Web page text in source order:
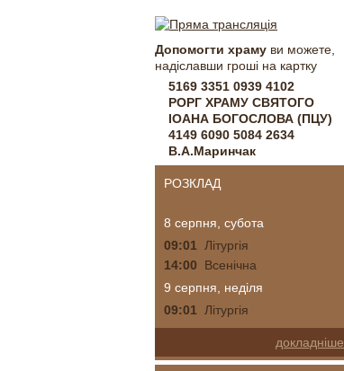
Допомогти храму ви можете,
надіславши гроші на картку
5169 3351 0939 4102
РОРГ ХРАМУ СВЯТОГО
ІОАНА БОГОСЛОВА (ПЦУ)
4149 6090 5084 2634
В.А.Маринчак
РОЗКЛАД
8 серпня, субота
09:01
Літургія
14:00
Всенічна
9 серпня, неділя
09:01
Літургія
докладніше